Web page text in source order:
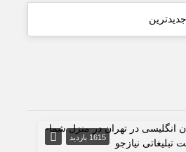
1615 بازدید